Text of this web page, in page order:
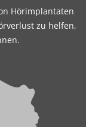
Hörimplantaten
zu helfen,